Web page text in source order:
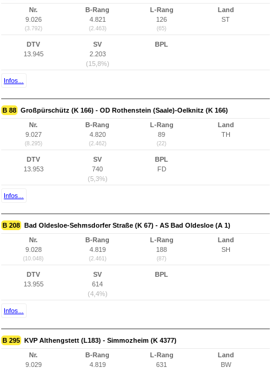
Nr.
9.026
(3.792)
B-Rang
4.821
(2.463)
L-Rang
126
(65)
Land
ST
DTV
13.945
SV
2.203
(15,8%)
BPL
Infos...
B 88 Großpürschütz (K 166) - OD Rothenstein (Saale)-Oelknitz (K 166)
Nr.
9.027
(8.295)
B-Rang
4.820
(2.462)
L-Rang
89
(22)
Land
TH
DTV
13.953
SV
740
(5,3%)
BPL
FD
Infos...
B 208 Bad Oldesloe-Sehmsdorfer Straße (K 67) - AS Bad Oldesloe (A 1)
Nr.
9.028
(10.048)
B-Rang
4.819
(2.461)
L-Rang
188
(87)
Land
SH
DTV
13.955
SV
614
(4,4%)
BPL
Infos...
B 295 KVP Althengstett (L183) - Simmozheim (K 4377)
Nr.
9.029
B-Rang
4.819
L-Rang
631
Land
BW